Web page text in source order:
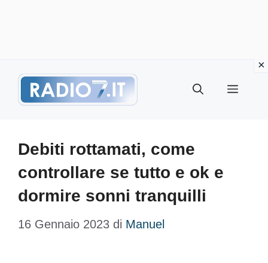
Menu
Debiti rottamati, come
controllare se tutto e ok e
dormire sonni tranquilli
16 Gennaio 2023 di Manuel